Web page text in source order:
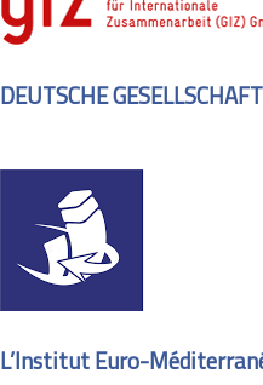
DEUTSCHE
L’Institut Euro-